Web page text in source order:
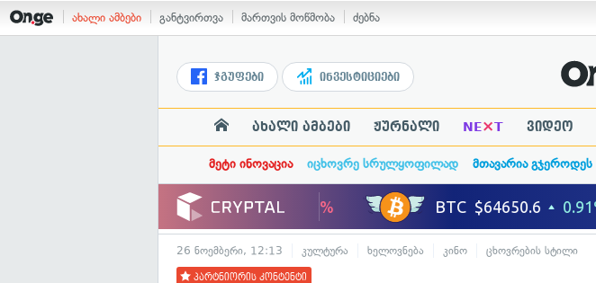
ახალი ამბები განტვირთვა მართვის მოწმობა ძებნა
ჯგუფები ინვესტიციები
ახალი ამბები ჟურნალი NE×T ვიდეო
მეტი ინოვაცია იცხოვრე სრულყოფილად მთავარია გჯეროდეს
26 ნოემბერი, 12:13 კულტურა ხელოვნება კინო ცხოვრების სტილი
პარტნიორის კონტენტი